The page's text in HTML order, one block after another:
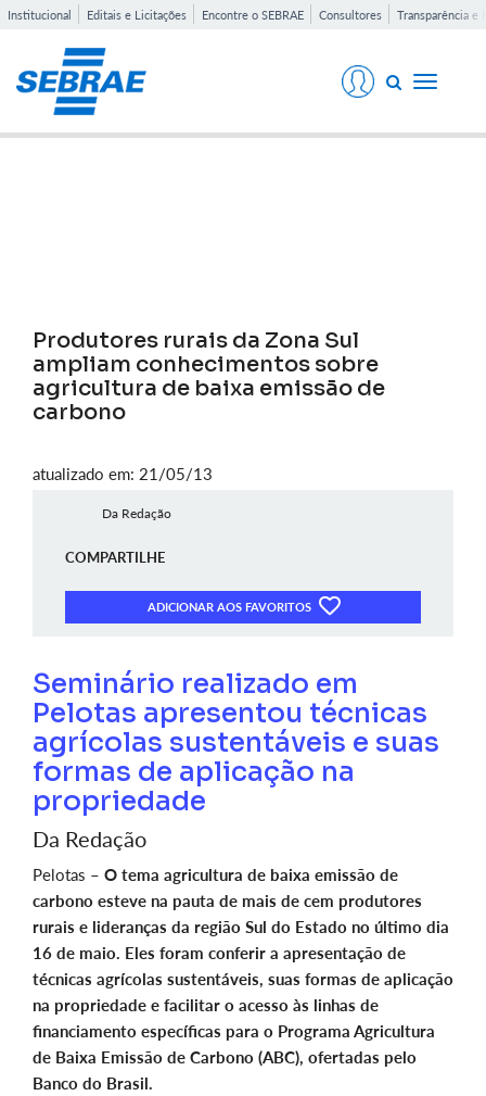
Institucional Editais e Licitações Encontre o SEBRAE Consultores Transparência e
Toggle
Produtores rurais da Zona Sul
ampliam conhecimentos sobre
agricultura de baixa emissão de
carbono
atualizado em: 21/05/13
Da Redação
COMPARTILHE
ADICIONAR AOS FAVORITOS
Seminário realizado em
Pelotas apresentou técnicas
agrícolas sustentáveis e suas
formas de aplicação na
propriedade
Da Redação
Pelotas – O tema agricultura de baixa emissão de
carbono esteve na pauta de mais de cem produtores
rurais e lideranças da região Sul do Estado no último dia
16 de maio. Eles foram conferir a apresentação de
técnicas agrícolas sustentáveis, suas formas de aplicação
na propriedade e facilitar o acesso às linhas de
financiamento específicas para o Programa Agricultura
de Baixa Emissão de Carbono (ABC), ofertadas pelo
Banco do Brasil.